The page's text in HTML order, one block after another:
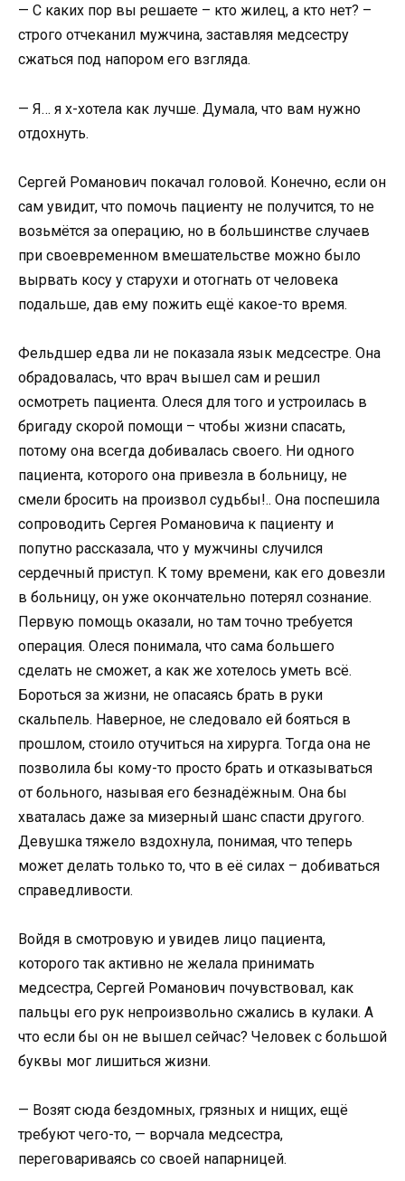
— С каких пор вы решаете – кто жилец, а кто нет? –
строго отчеканил мужчина, заставляя медсестру
сжаться под напором его взгляда.
— Я… я х-хотела как лучше. Думала, что вам нужно
отдохнуть.
Сергей Романович покачал головой. Конечно, если он
сам увидит, что помочь пациенту не получится, то не
возьмётся за операцию, но в большинстве случаев
при своевременном вмешательстве можно было
вырвать косу у старухи и отогнать от человека
подальше, дав ему пожить ещё какое-то время.
Фельдшер едва ли не показала язык медсестре. Она
обрадовалась, что врач вышел сам и решил
осмотреть пациента. Олеся для того и устроилась в
бригаду скорой помощи – чтобы жизни спасать,
потому она всегда добивалась своего. Ни одного
пациента, которого она привезла в больницу, не
смели бросить на произвол судьбы!.. Она поспешила
сопроводить Сергея Романовича к пациенту и
попутно рассказала, что у мужчины случился
сердечный приступ. К тому времени, как его довезли
в больницу, он уже окончательно потерял сознание.
Первую помощь оказали, но там точно требуется
операция. Олеся понимала, что сама большего
сделать не сможет, а как же хотелось уметь всё.
Бороться за жизни, не опасаясь брать в руки
скальпель. Наверное, не следовало ей бояться в
прошлом, стоило отучиться на хирурга. Тогда она не
позволила бы кому-то просто брать и отказываться
от больного, называя его безнадёжным. Она бы
хваталась даже за мизерный шанс спасти другого.
Девушка тяжело вздохнула, понимая, что теперь
может делать только то, что в её силах – добиваться
справедливости.
Войдя в смотровую и увидев лицо пациента,
которого так активно не желала принимать
медсестра, Сергей Романович почувствовал, как
пальцы его рук непроизвольно сжались в кулаки. А
что если бы он не вышел сейчас? Человек с большой
буквы мог лишиться жизни.
— Возят сюда бездомных, грязных и нищих, ещё
требуют чего-то, — ворчала медсестра,
переговариваясь со своей напарницей.